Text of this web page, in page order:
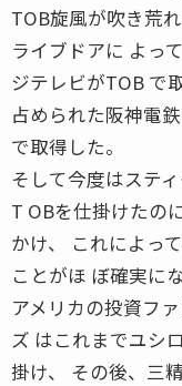
TOB旋風が吹き荒れ
ライブドアに よっ
ジテレビがTOB で
占められた阪神電
で取得した。
そして今度はステ
T OBを仕掛けたの
かけ、 これによっ
ことがほ ぼ確実に
アメリカの投資フ
ズ はこれまでユシ
掛け、 その後、三